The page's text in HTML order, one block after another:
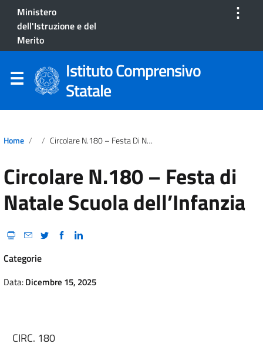
Ministero
dell'Istruzione e del
Merito
⋮
Istituto Comprensivo
Statale
Home Circolare N.180 – Festa Di Natale Scuola Dell’Infanzia
Circolare N.180 – Festa di
Natale Scuola dell’Infanzia
Categorie
Data:Dicembre 15, 2025
CIRC. 180